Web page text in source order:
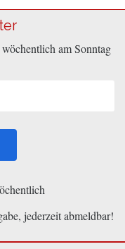
am Sonntag
jederzeit abmeldbar!